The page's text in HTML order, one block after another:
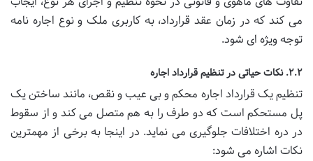
می کند که در زمان عقد قرارداد، به کاربری ملک و نوع اجاره نامه
توجه ویژه ای شود.
۲.۲. نکات حیاتی در تنظیم قرارداد اجاره
تنظیم یک قرارداد اجاره محکم و بی عیب و نقص، مانند ساختن یک
پل مستحکم است که دو طرف را به هم متصل می کند و از سقوط
در دره اختلافات جلوگیری می نماید. در اینجا به برخی از مهمترین
نکات اشاره می شود: